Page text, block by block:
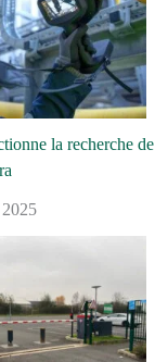
la recherche de